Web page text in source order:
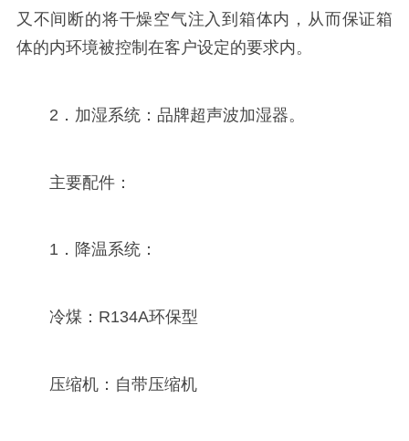
又不间断的将干燥空气注入到箱体内，从而保证箱
体的内环境被控制在客户设定的要求内。
2．加湿系统：品牌超声波加湿器。
主要配件：
1．降温系统：
冷煤：R134A环保型
压缩机：自带压缩机